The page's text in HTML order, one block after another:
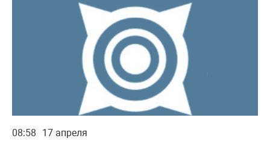
08:58 17 апреля